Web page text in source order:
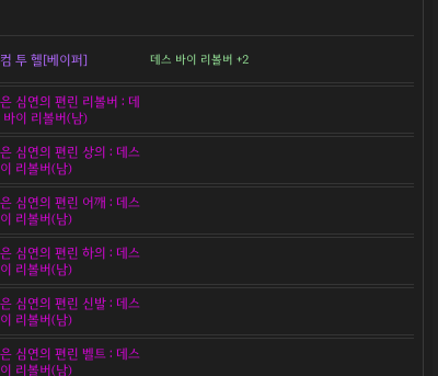
투 헬[베이퍼] 데스 바이 리볼버 +2
심연의 편린 리볼버 : 데
바이 리볼버(남)
심연의 편린 상의 : 데스
리볼버(남)
심연의 편린 어깨 : 데스
리볼버(남)
심연의 편린 하의 : 데스
리볼버(남)
심연의 편린 신발 : 데스
리볼버(남)
심연의 편린 벨트 : 데스
리볼버(남)